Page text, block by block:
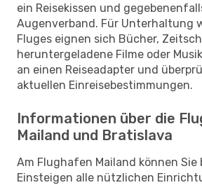
ein Reisekissen und
Augenverband. Für Unterhaltung
Fluges eignen sich Bücher,
heruntergeladene Filme oder
an einen Reiseadapter und
aktuellen Einreisebestimmungen.
Informationen über die
Mailand und Bratislava
Am Flughafen Mailand können Sie
Einsteigen alle nützlichen